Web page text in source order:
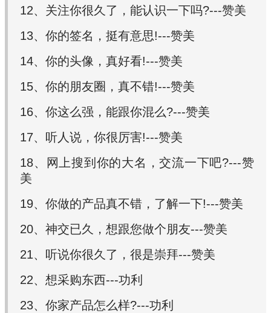
12、关注你很久了，能认识一下吗?---赞美
13、你的签名，挺有意思!---赞美
14、你的头像，真好看!---赞美
15、你的朋友圈，真不错!---赞美
16、你这么强，能跟你混么?---赞美
17、听人说，你很厉害!---赞美
18、网上搜到你的大名，交流一下吧?---赞
美
19、你做的产品真不错，了解一下!---赞美
20、神交已久，想跟您做个朋友---赞美
21、听说你很久了，很是崇拜---赞美
22、想采购东西---功利
23、你家产品怎么样?---功利